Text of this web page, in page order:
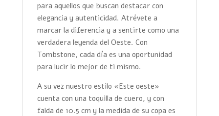
para aquellos que buscan destacar con
elegancia y autenticidad. Atrévete a
marcar la diferencia y a sentirte como una
verdadera leyenda del Oeste. Con
Tombstone, cada día es una oportunidad
para lucir lo mejor de ti mismo.
A su vez nuestro estilo «Este oeste»
cuenta con una toquilla de cuero, y con
falda de 10.5 cm y la medida de su copa es